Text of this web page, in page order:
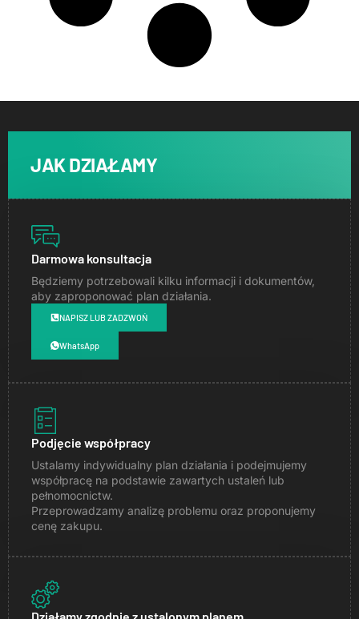
JAK DZIAŁAMY
Darmowa konsultacja
Będziemy potrzebowali kilku informacji i dokumentów,
aby zaproponować plan działania.
NAPISZ LUB ZADZWOŃ
WhatsApp
Podjęcie współpracy
Ustalamy indywidualny plan działania i podejmujemy
współpracę na podstawie zawartych ustaleń lub
pełnomocnictw.
Przeprowadzamy analizę problemu oraz proponujemy
cenę zakupu.
Działamy zgodnie z ustalonym planem